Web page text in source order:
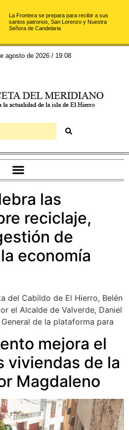
La Frontera se prepara para recibir a sus
santos patronos, San Lorenzo y Nuestra
Señora de Candelaria
agosto de 2026 / 19:08
las
reciclaje,
de
economía
del Cabildo de El Hierro, Belén
el Alcalde de Valverde, Daniel
de la plataforma para
mejora el
viviendas de la
Magdaleno